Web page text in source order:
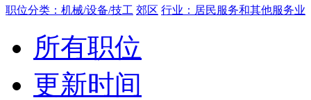
职位分类：机械/设备/技工 郊区 行业：居民服务和其他服务业
所有职位
更新时间